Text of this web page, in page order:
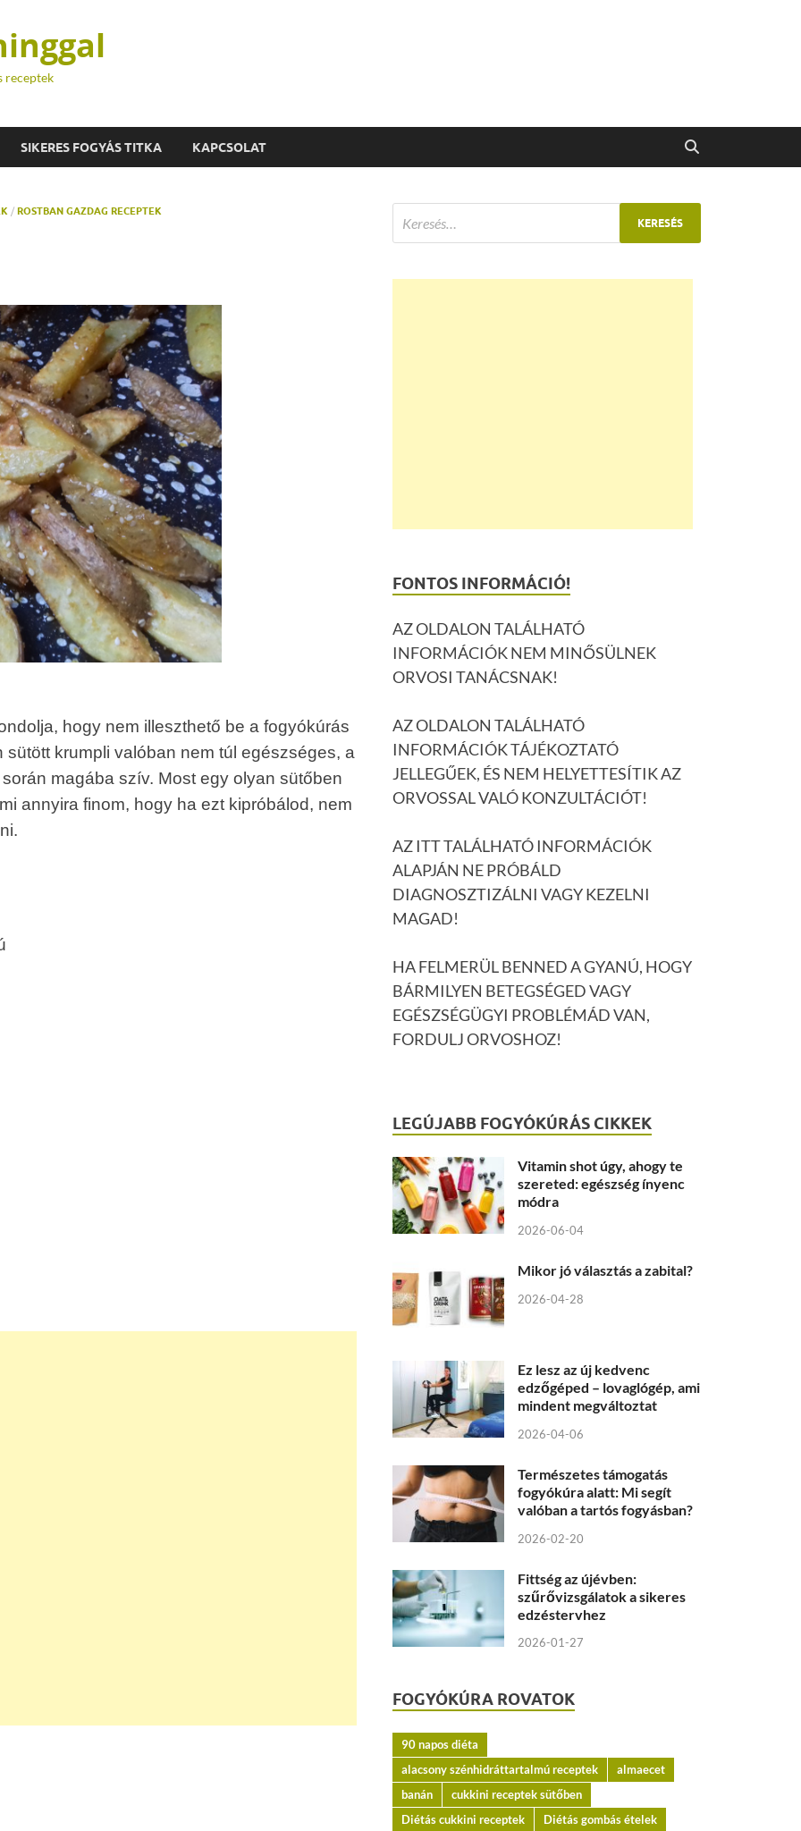
receptek
SIKERES FOGYÁS TITKA KAPCSOLAT
/ ROSTBAN GAZDAG RECEPTEK
hogy nem illeszthető be a fogyókúrás
krumpli valóban nem túl egészséges, a
magába szív. Most egy olyan sütőben
annyira finom, hogy ha ezt kipróbálod, nem
FONTOS INFORMÁCIÓ!
AZ OLDALON TALÁLHATÓ
INFORMÁCIÓK NEM MINŐSÜLNEK
ORVOSI TANÁCSNAK!
AZ OLDALON TALÁLHATÓ
INFORMÁCIÓK TÁJÉKOZTATÓ
JELLEGŰEK, ÉS NEM HELYETTESÍTIK AZ
ORVOSSAL VALÓ KONZULTÁCIÓT!
AZ ITT TALÁLHATÓ INFORMÁCIÓK
ALAPJÁN NE PRÓBÁLD
DIAGNOSZTIZÁLNI VAGY KEZELNI
MAGAD!
HA FELMERÜL BENNED A GYANÚ, HOGY
BÁRMILYEN BETEGSÉGED VAGY
EGÉSZSÉGÜGYI PROBLÉMÁD VAN,
FORDULJ ORVOSHOZ!
LEGÚJABB FOGYÓKÚRÁS CIKKEK
Vitamin shot úgy, ahogy te
szereted: egészség ínyenc
módra
2026-06-04
Mikor jó választás a zabital?
2026-04-28
Ez lesz az új kedvenc
edzőgéped – lovaglógép, ami
mindent megváltoztat
2026-04-06
Természetes támogatás
fogyókúra alatt: Mi segít
valóban a tartós fogyásban?
2026-02-20
Fittség az újévben:
szűrővizsgálatok a sikeres
edzéstervhez
2026-01-27
FOGYÓKÚRA ROVATOK
90 napos diéta
alacsony szénhidráttartalmú receptek
almaecet
banán
cukkini receptek sütőben
Diétás cukkini receptek
Diétás gombás ételek